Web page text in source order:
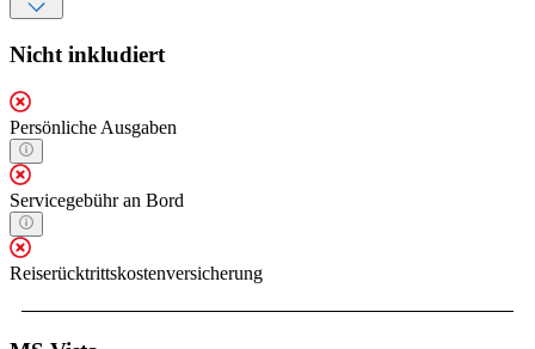
Nicht inkludiert
Persönliche Ausgaben
Servicegebühr an Bord
Reiserücktrittskostenversicherung